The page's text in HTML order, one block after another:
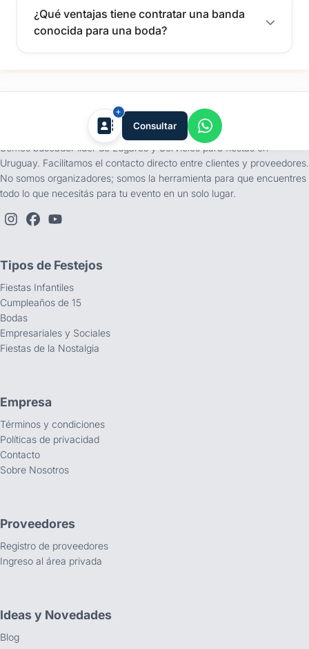
¿Qué ventajas tiene contratar una banda
conocida para una boda?
Consultar
tufiesta.com.uy
Somos buscador líder de Lugares y Servicios para fiestas en
Uruguay. Facilitamos el contacto directo entre clientes y proveedores.
No somos organizadores; somos la herramienta para que encuentres
todo lo que necesitás para tu evento en un solo lugar.
Tipos de Festejos
Fiestas Infantiles
Cumpleaños de 15
Bodas
Empresariales y Sociales
Fiestas de la Nostalgia
Empresa
Términos y condiciones
Políticas de privacidad
Contacto
Sobre Nosotros
Proveedores
Registro de proveedores
Ingreso al área privada
Ideas y Novedades
Blog